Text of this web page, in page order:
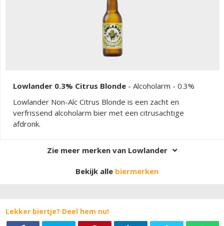
Lowlander 0.3% Citrus Blonde - Alcoholarm - 0.3%
Lowlander Non-Alc Citrus Blonde is een zacht en
verfrissend alcoholarm bier met een citrusachtige
afdronk.
Zie meer merken van Lowlander
Bekijk alle biermerken
Lekker biertje? Deel hem nu!